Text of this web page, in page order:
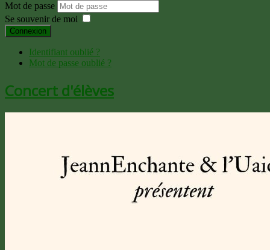
Mot de passe
Se souvenir de moi
Connexion
Identifiant oublié ?
Mot de passe oublié ?
Concert d'élèves